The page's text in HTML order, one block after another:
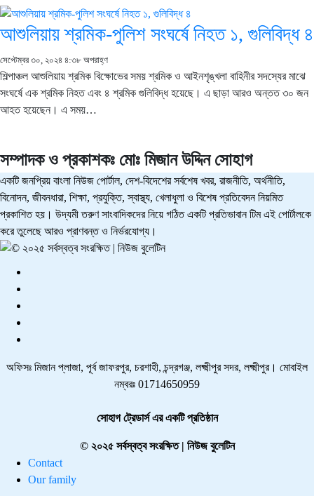
আশুলিয়ায় শ্রমিক-পুলিশ সংঘর্ষে নিহত ১, গুলিবিদ্ধ ৪
সেপ্টেম্বর ৩০, ২০২৪ ৪:৩৮ অপরাহ্ণ
শিল্পাঞ্চল আশুলিয়ায় শ্রমিক বিক্ষোভের সময় শ্রমিক ও আইনশৃঙ্খলা বাহিনীর সদস্যের মাঝে
সংঘর্ষে এক শ্রমিক নিহত এবং ৪ শ্রমিক গুলিবিদ্ধ হয়েছে। এ ছাড়া আরও অন্তত ৩০ জন
আহত হয়েছেন। এ সময়…
সম্পাদক ও প্রকাশকঃ মোঃ মিজান উদ্দিন সোহাগ
একটি জনপ্রিয় বাংলা নিউজ পোর্টাল, দেশ-বিদেশের সর্বশেষ খবর, রাজনীতি, অর্থনীতি,
বিনোদন, জীবনধারা, শিক্ষা, প্রযুক্তি, স্বাস্থ্য, খেলাধুলা ও বিশেষ প্রতিবেদন নিয়মিত
প্রকাশিত হয়। উদ্যমী তরুণ সাংবাদিকদের নিয়ে গঠিত একটি প্রতিভাবান টিম এই পোর্টালকে
করে তুলেছে আরও প্রাণবন্ত ও নির্ভরযোগ্য।
অফিসঃ মিজান প্লাজা, পূর্ব জাফরপুর, চরশাহী, চন্দ্রগঞ্জ, লক্ষ্মীপুর সদর, লক্ষ্মীপুর। মোবাইল
নম্বরঃ 01714650959
সোহাগ ট্রেডার্স এর একটি প্রতিষ্ঠান
© ২০২৫ সর্বস্বত্ব সংরক্ষিত | নিউজ বুলেটিন
Contact
Our family